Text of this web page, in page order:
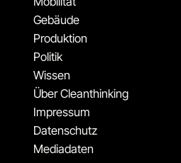
Gebäude
Produktion
Politik
Wissen
Über Cleanthinking
Impressum
Datenschutz
Mediadaten